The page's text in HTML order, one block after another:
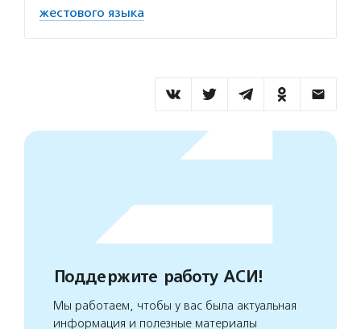
жестового языка
Поддержите работу АСИ!
Мы работаем, чтобы у вас была актуальная
информация и полезные материалы